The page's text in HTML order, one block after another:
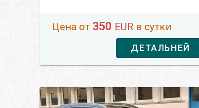
Цена от 350 EUR в сутки
ДЕТАЛЬНЕЙ